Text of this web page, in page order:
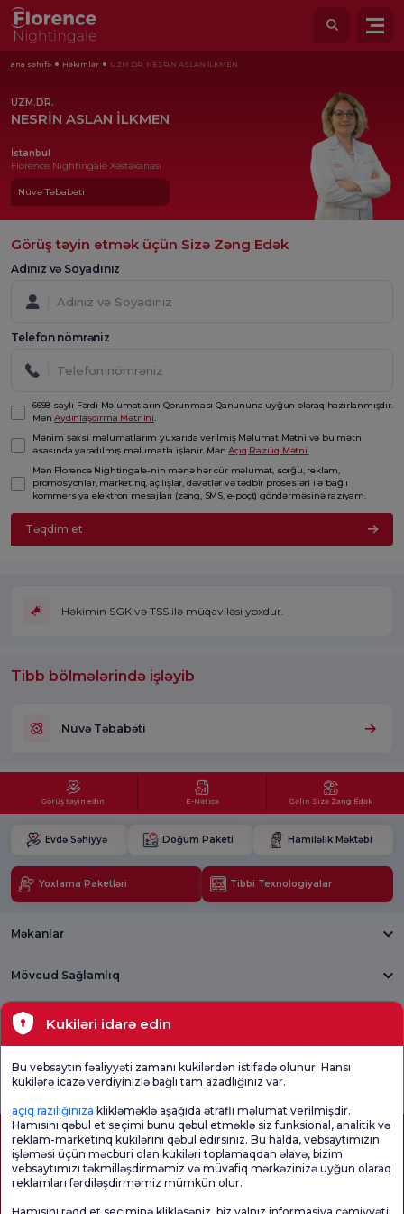
ana səhifə Həkimlər UZM.DR. NESRİN ASLAN İLKMEN
UZM.DR.
NESRİN ASLAN İLKMEN
İstanbul
Florence Nightingale Xəstəxanası
Nüvə Təbabəti
Görüş təyin etmək üçün Sizə Zəng Edək
Adınız və Soyadınız
Telefon nömrəniz
6698 saylı Fərdi Məlumatların Qorunması Qanununa uyğun olaraq hazırlanmışdır.
MənAydınlaşdırma Mətnini.
Mənim şəxsi məlumatlarım yuxarıda verilmiş Məlumat Mətni və bu mətn
əsasında yaradılmış məlumatla işlənir. MənAçıq Razılıq Mətni.
Mən Florence Nightingale-nin mənə hər cür məlumat, sorğu, reklam,
promosyonlar, marketinq, açılışlar, dəvətlər və tədbir prosesləri ilə bağlı
kommersiya elektron mesajları (zəng, SMS, e-poçt) göndərməsinə razıyam.
Təqdim et
Həkimin SGK və TSS ilə müqaviləsi yoxdur.
Tibb bölmələrində işləyib
Nüvə Təbabəti
Görüş təyin edin E-Nəticə Gəlin Sizə Zəng Edək
Evdə Səhiyyə Doğum Paketi Hamiləlik Məktəbi
Yoxlama Paketləri Tibbi Texnologiyalar
Məkanlar
Mövcud Sağlamlıq
Tibbi bölmələr
Ümumi
Məmnuniyyət
Sorğusu
Məmnuniyyət
Sorğusunu
yoxlayın.
Promo
Kukiləri idarə edin
Bu vebsaytın fəaliyyəti zamanı kukilərdən istifadə olunur. Hansı
kukilərə icazə verdiyinizlə bağlı tam azadlığınız var.
açıq razılığınıza klikləməklə aşağıda ətraflı məlumat verilmişdir.
Hamısını qəbul et seçimi bunu qəbul etməklə siz funksional, analitik və
reklam-marketinq kukilərini qəbul edirsiniz. Bu halda, vebsaytımızın
işləməsi üçün məcburi olan kukiləri toplamaqdan əlavə, bizim
vebsaytımızı təkmilləşdirməmiz və müvafiq mərkəzinizə uyğun olaraq
reklamları fərdiləşdirməmiz mümkün olur.